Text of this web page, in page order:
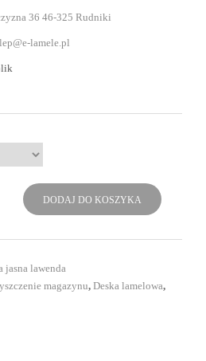
36 46-325 Rudniki
lamele.pl
DODAJ DO KOSZYKA
jasna lawenda
magazynu, Deska lamelowa,